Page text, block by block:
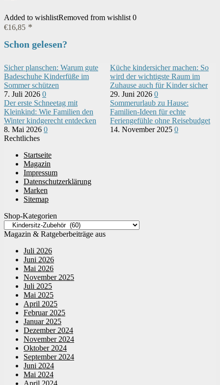
Added to wishlistRemoved from wishlist 0
€16,85
Schon gelesen?
Sicher planschen: Warum gute
Badeschuhe Kinderfüße im
Sommer schützen
7. Juli 2026 0
Küche kindersicher machen: So
wird der wichtigste Raum im
Zuhause auch für Kinder sicher
29. Juni 2026 0
Der erste Schneetag mit
Kleinkind: Wie Familien den
Winter kindgerecht entdecken
8. Mai 2026 0
Sommerurlaub zu Hause:
Familien-Ideen für echte
Feriengefühle ohne Reisebudget
14. November 2025 0
Rechtliches
Startseite
Magazin
Impressum
Datenschutzerklärung
Marken
Sitemap
Shop-Kategorien
Magazin & Ratgeberbeiträge aus
Juli 2026
Juni 2026
Mai 2026
November 2025
Juli 2025
Mai 2025
April 2025
Februar 2025
Januar 2025
Dezember 2024
November 2024
Oktober 2024
September 2024
Juni 2024
Mai 2024
April 2024